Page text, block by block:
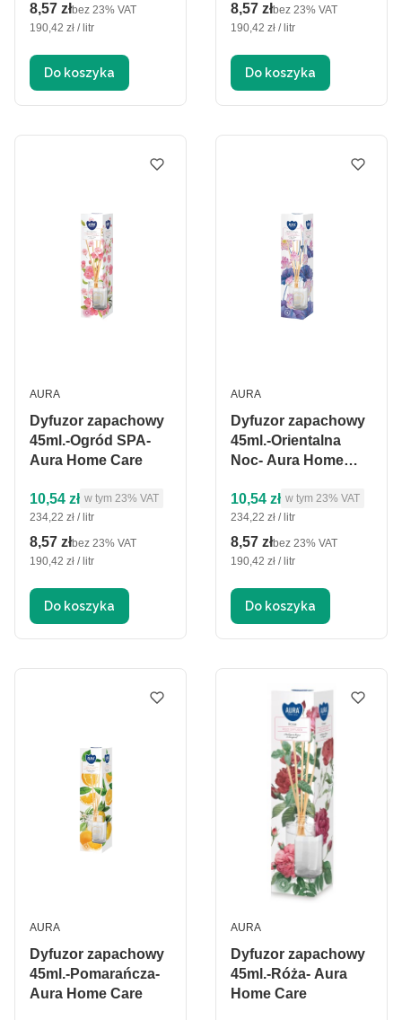
Cena netto
8,57 złbez 23% VAT
Cena jednostkowa netto
190,42 zł / litr
Do koszyka
Cena netto
8,57 złbez 23% VAT
Cena jednostkowa netto
190,42 zł / litr
Do koszyka
Dyfuzor zapachowy
45ml.-Ogród SPA-
Aura Home Care
PRODUCENT
AURA
Cena brutto
10,54 zł w tym %s VAT
w tym 23% VAT
Cena jednostkowa brutto
234,22 zł / litr
Cena netto
8,57 złbez 23% VAT
Cena jednostkowa netto
190,42 zł / litr
Do koszyka
Dyfuzor zapachowy
45ml.-Orientalna
Noc- Aura Home
PRODUCENT
AURA
Cena brutto
10,54 zł w tym %s VAT
w tym 23% VAT
Cena jednostkowa brutto
234,22 zł / litr
Cena netto
8,57 złbez 23% VAT
Cena jednostkowa netto
190,42 zł / litr
Do koszyka
Dyfuzor zapachowy
45ml.-Pomarańcza-
Aura Home Care
PRODUCENT
AURA
Dyfuzor zapachowy
45ml.-Róża- Aura
Home Care
PRODUCENT
AURA